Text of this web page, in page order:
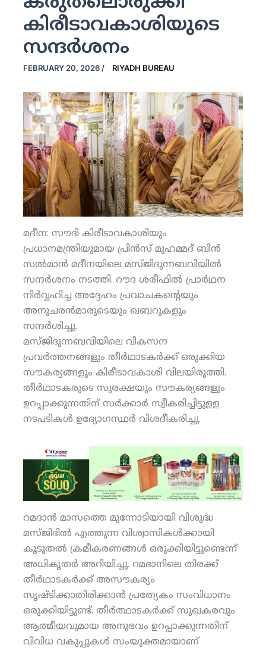
കിരീടാവകാശിയുടെ
സന്ദര്‍ശനം
FEBRUARY 20, 2026 / RIYADH BUREAU
മദീന: സൗദി കിരീടാവകാശിയും
പ്രധാനമന്ത്രിയുമായ പ്രിന്‍സ് മുഹമ്മദ് ബിന്‍
സല്‍മാന്‍ മദീനയിലെ മസ്ജിദുന്നബവിയില്‍
സന്ദര്‍ശനം നടത്തി. റൗദ ശരീഫില്‍ പ്രാര്‍ഥന
നിര്‍വ്വഹിച്ച അദ്ദേഹം പ്രവാചകന്റെയും
അനുചരന്‍മാരുടെയും ഖബറുകളും
സന്ദര്‍ശിച്ചു.
മസ്ജിദുന്നബവിയിലെ വികസന
പ്രവര്‍ത്തനങ്ങളും തീര്‍ഥാടകര്‍ക്ക് ഒരുക്കിയ
സൗകര്യങ്ങളും കിരീടാവകാശി വിലയിരുത്തി.
തീര്‍ഥാടകരുടെ സുരക്ഷയും സൗകര്യങ്ങളും
ഉറപ്പാക്കുന്നതിന് സര്‍ക്കാര്‍ സ്വീകരിച്ചിട്ടുളള
നടപടികള്‍ ഉദ്യോഗസ്ഥര്‍ വിശദീകരിച്ചു.
റമദാന്‍ മാസത്തെ മുന്നോടിയായി വിശുദ്ധ
മസ്ജിദില്‍ എത്തുന്ന വിശ്വാസികള്‍ക്കായി
കൂടുതല്‍ ക്രമീകരണങ്ങള്‍ ഒരുക്കിയിട്ടുണ്ടെന്ന്
അധികൃതര്‍ അറിയിച്ചു. റമദാനിലെ തിരക്ക്
തീര്‍ഥാടകര്‍ക്ക് അസൗകര്യം
സൃഷ്ടിക്കാതിരിക്കാന്‍ പ്രത്യേകം സംവിധാനം
ഒരുക്കിയിട്ടുണ്ട്. തീര്‍ത്ഥാടകര്‍ക്ക് സുഖകരവും
ആത്മീയവുമായ അനുഭവം ഉറപ്പാക്കുന്നതിന്
വിവിധ വകുപ്പുകള്‍ സംയുക്തമായാണ്